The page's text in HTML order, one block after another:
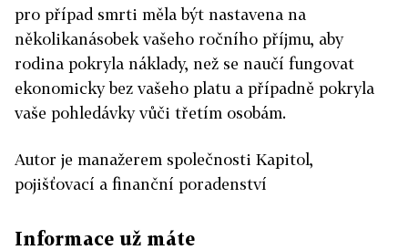
pro případ smrti měla být nastavena na
několikanásobek vašeho ročního příjmu, aby
rodina pokryla náklady, než se naučí fungovat
ekonomicky bez vašeho platu a případně pokryla
vaše pohledávky vůči třetím osobám.
Autor je manažerem společnosti Kapitol,
pojišťovací a finanční poradenství
Informace už máte